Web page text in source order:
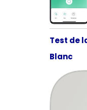
Test de
Blanc